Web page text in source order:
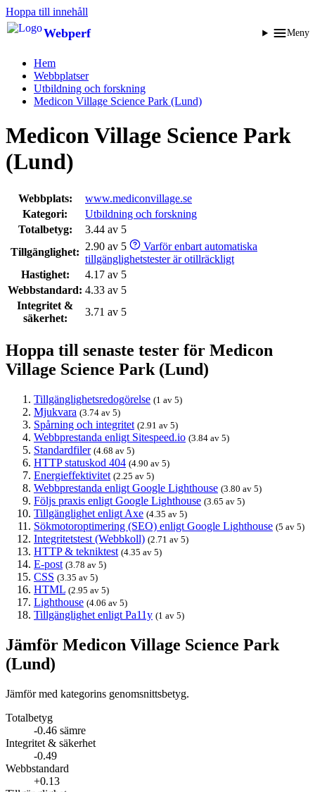
Hoppa till innehåll
Webperf Meny
Hem
Webbplatser
Utbildning och forskning
Medicon Village Science Park (Lund)
Medicon Village Science Park
(Lund)
Webbplats:
www.mediconvillage.se
Kategori:
Utbildning och forskning
Totalbetyg:
3.44 av 5
Tillgänglighet: 2.90 av 5
Varför enbart automatiska
tillgänglighetstester är otillräckligt
Hastighet:
4.17 av 5
Webbstandard: 4.33 av 5
Integritet &
säkerhet:
3.71 av 5
Hoppa till senaste tester för Medicon
Village Science Park (Lund)
Tillgänglighetsredogörelse (1 av 5)
Mjukvara (3.74 av 5)
Spårning och integritet (2.91 av 5)
Webbprestanda enligt Sitespeed.io (3.84 av 5)
Standardfiler (4.68 av 5)
HTTP statuskod 404 (4.90 av 5)
Energieffektivitet (2.25 av 5)
Webbprestanda enligt Google Lighthouse (3.80 av 5)
Följs praxis enligt Google Lighthouse (3.65 av 5)
Tillgänglighet enligt Axe (4.35 av 5)
Sökmotoroptimering (SEO) enligt Google Lighthouse (5 av 5)
Integritetstest (Webbkoll) (2.71 av 5)
HTTP & tekniktest (4.35 av 5)
E-post (3.78 av 5)
CSS (3.35 av 5)
HTML (2.95 av 5)
Lighthouse (4.06 av 5)
Tillgänglighet enligt Pa11y (1 av 5)
Jämför Medicon Village Science Park
(Lund)
Jämför med kategorins genomsnittsbetyg.
Totalbetyg
-0.46 sämre
Integritet & säkerhet
-0.49
Webbstandard
+0.13